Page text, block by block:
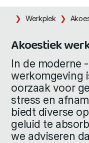
Werkplek
Akoestiek
In de moderne
werkomgeving
oorzaak voor
stress en
biedt diverse
geluid te
we adviseren